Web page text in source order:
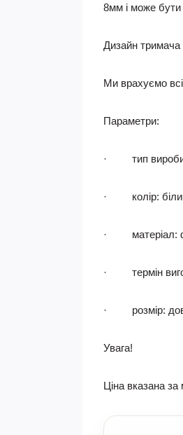
8мм і може
Дизайн тримача
Ми врахуємо
Параметри:
· тип
· колір:
· матеріал:
· термін
· розмір:
Увага!
Ціна вказана